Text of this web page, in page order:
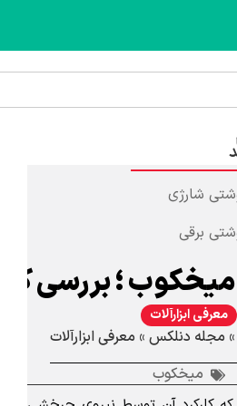
شارژی
برقی
میخکوب ؛ بررسی کامل
معرفی ابزارآلات
مجله دنلکس»معرفی ابزارآلات
میخکوب